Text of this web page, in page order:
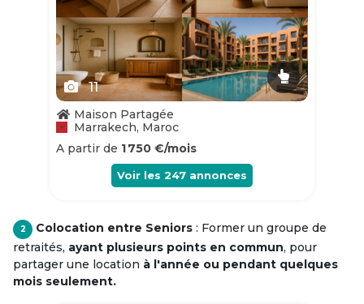
11
Maison Partagée
Marrakech, Maroc
A partir de 1 750 €/mois
Voir les 247 annonces
2 Colocation entre Seniors : Former un groupe de
retraités, ayant plusieurs points en commun, pour
partager une location à l'année ou pendant quelques
mois seulement.